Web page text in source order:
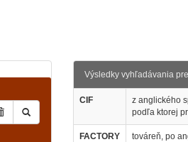
Výsledky vyhľadávania pre
CIF
z anglického
podľa ktorej
FACTORY továreň, po